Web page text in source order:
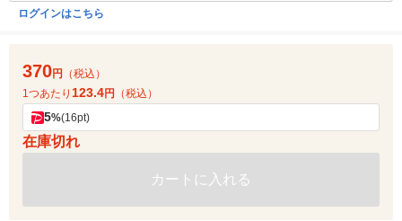
ログインはこちら
370円
（税込）
1つあたり 123.4円 （税込）
5%(16pt)
在庫切れ
カートに入れる